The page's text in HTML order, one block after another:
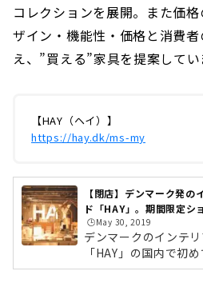
コレクションを展開。また価
ザイン・機能性・価格と消費
え、”買える”家具を提案してい
【HAY（ヘイ）】
https://hay.dk/ms-my
【閉店】デンマーク発
ド「HAY」。期間限定シ
🕒️May 30, 2019
デンマークのインテ
「HAY」の国内で初
KYO」が、2018年10